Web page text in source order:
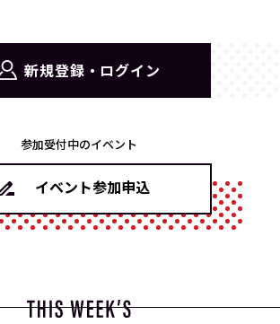
新規登録・ログイン
参加受付中のイベント
イベント参加申込